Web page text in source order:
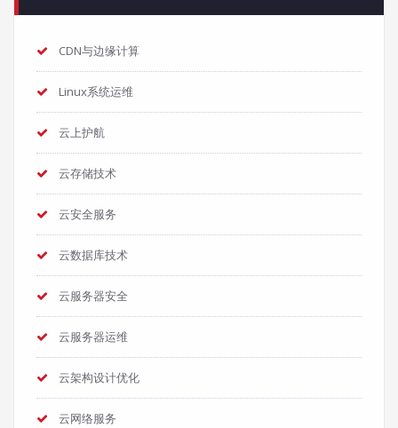
CDN与边缘计算
Linux系统运维
云上护航
云存储技术
云安全服务
云数据库技术
云服务器安全
云服务器运维
云架构设计优化
云网络服务